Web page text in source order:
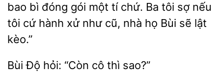
bao bì đóng gói một tí chứ. Ba tôi sợ nếu
tôi cứ hành xử như cũ,
họ Bùi sẽ lật
kèo.”
hỏi: “Còn cô thì